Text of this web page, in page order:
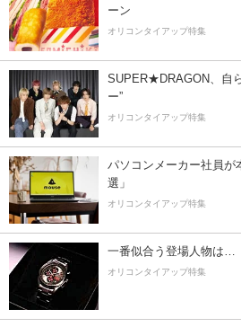
ーン
オリコンタイアップ特集
SUPER★DRAGON、自
ー”
オリコンタイアップ特集
パソコンメーカー社員が
選」
オリコンタイアップ特集
一番似合う登場人物は…
オリコンタイアップ特集